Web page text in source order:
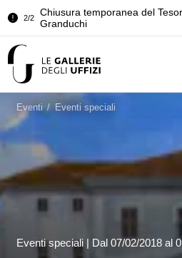
1/2
Palazzo Pitti. Temporanea
della Sala dell'Iliade
Chiusura temporanea del
Granduchi
1/2
della Sala dell'Iliade
Eventi / Eventi speciali
Eventi speciali | Dal 07/02/2018 al